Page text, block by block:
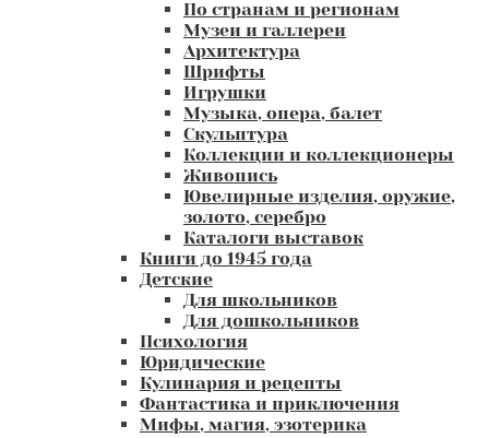
По странам и регионам
Музеи и галлереи
Архитектура
Шрифты
Игрушки
Музыка, опера, балет
Скульптура
Коллекции и коллекционеры
Живопись
Ювелирные изделия, оружие,
золото, серебро
Каталоги выставок
Книги до 1945 года
Детские
Для школьников
Для дошкольников
Психология
Юридические
Кулинария и рецепты
Фантастика и приключения
Мифы, магия, эзотерика